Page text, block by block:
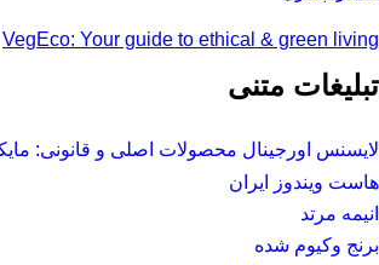
VegEco: Your guide to ethical & green living
تبلیغات متنی
لایسنس اورجینال محصولات اصلی و قانونی:
هاست ویندوز ایران
انیمه مرتد
برنج وکیوم شده